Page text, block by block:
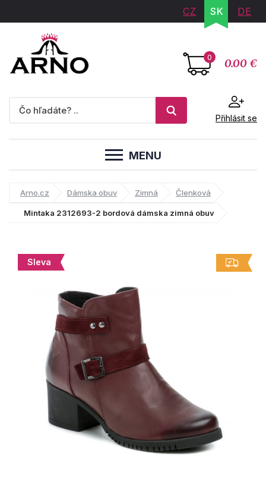
CZ SK DE
0 0.00 €
Přihlásit se
MENU
Arno.cz Dámska obuv Zimná Členková
Mintaka 2312693-2 bordová dámska zimná obuv
Sleva